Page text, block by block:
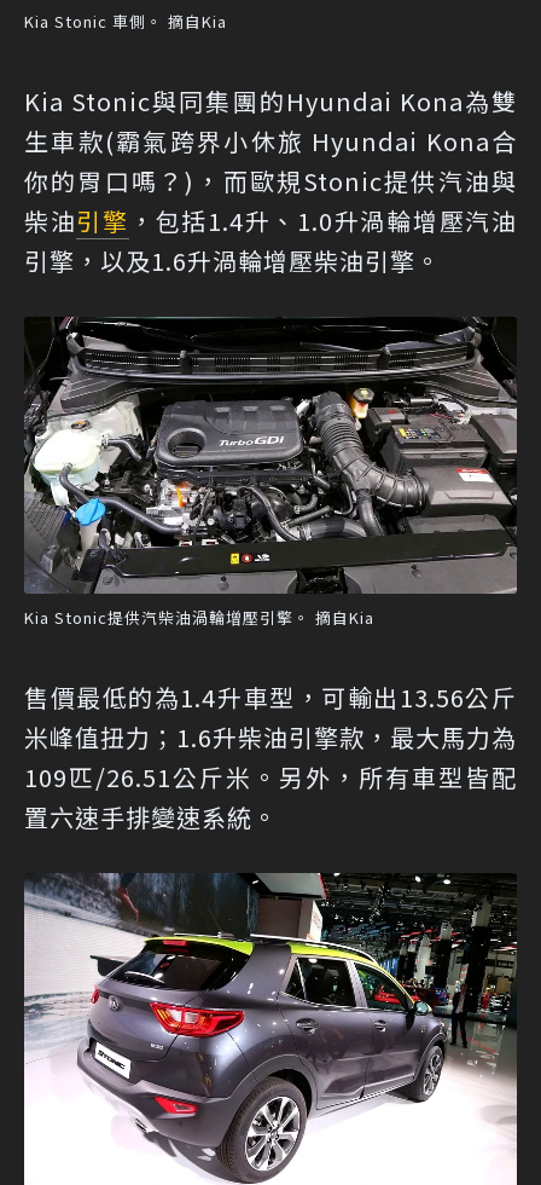
Kia Stonic 車側。 摘自Kia
Kia Stonic與同集團的Hyundai Kona為雙
生車款(霸氣跨界小休旅 Hyundai Kona合
你的胃口嗎？)，而歐規Stonic提供汽油與
柴油引擎 ，包括1.4升、1.0升渦輪增壓汽油
引擎，以及1.6升渦輪增壓柴油引擎。
Kia Stonic提供汽柴油渦輪增壓引擎。 摘自Kia
售價最低的為1.4升車型，可輸出13.56公斤
米峰值扭力；1.6升柴油引擎款，最大馬力為
109匹/26.51公斤米。另外，所有車型皆配
置六速手排變速系統。